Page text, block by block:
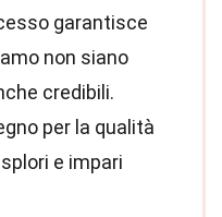
garantisce
non siano
credibili.
per la qualità
e impari